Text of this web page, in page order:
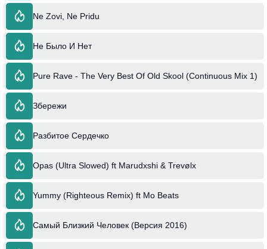
Ne Zovi, Ne Pridu
Не Было И Нет
Pure Rave - The Very Best Of Old Skool (Continuous Mix 1)
Збережи
Разбитое Сердечко
Opas (Ultra Slowed) ft Marudxshi & Trevølx
Yummy (Righteous Remix) ft Mo Beats
Самый Близкий Человек (Версия 2016)